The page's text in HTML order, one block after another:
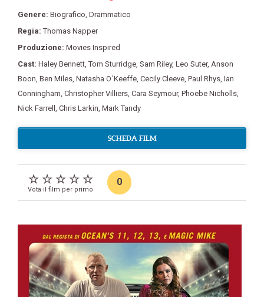
Genere: Biografico Drammatico
Regia:Thomas Napper
Produzione: Movies Inspired
Cast: Haley Bennett ,Tom Sturridge Sam Riley, Leo Suter, Anson
Boon Ben Miles Natasha O´Keeffe Cecily Cleeve Paul Rhys Ian
Conningham Christopher Villiers Cara Seymour, Phoebe Nicholls
Nick Farrell Chris Larkin Mark Tandy
SCHEDA FILM
Vota il film per primo
0